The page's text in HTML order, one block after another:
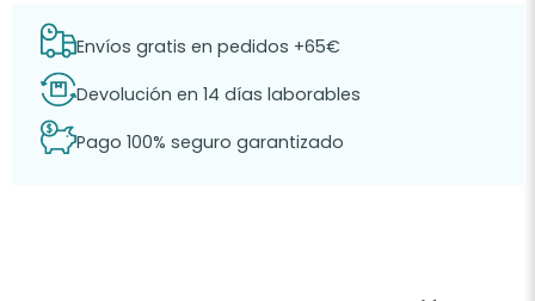
Envíos gratis en pedidos +65€
Devolución en 14 días laborables
Pago 100% seguro garantizado